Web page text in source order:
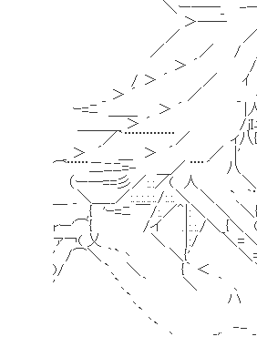
＼ー――_ -
＞―― ／⌒ヽ
／ ／ ／ , ∥
／ ／ / , / {
＞ ´ / / {从
/ ＞ ´ ／ ｲ ､ {
_ ＞ ´ ／ _ -=
ｰ=ﾆ ＿＿ ＞ ´ |人
＿＿＿ ＞ ´ /jI斗‐==
／｀¨¨¨¨¨¨¨／ ィ八{
_ ＞ ´ ＿ ＞ ´ ／ |' 乂ﾂ
⌒¨¨¨二ﾆﾆ=- ＿／
（ー―==彡／:.:／(
_＼＿__／:.:.:.:.:./:.:.＼
￣ ,{ 'ｰ=ﾆ ￣/:.／＾|:＼ ＼
rー'⌒{ /イ .|:.:./＼_{
ァ￢( 乂 ＼ |:/ ＼=＼＼≧=-
' /⌒＼ ｀`丶 ＼{' ＼
)/ `､ ＼ {｀ ＜ ＼( 丶
' `､ ｀ ＼ ｀
`､ ハ ∨ /∧
` 、 | 〉
` 、 _,. ‐- _